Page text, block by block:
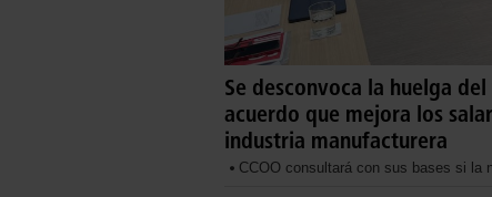
Se desconvoca la huelga
acuerdo que mejora los
industria manufacturera
CCOO consultará con sus bases si la